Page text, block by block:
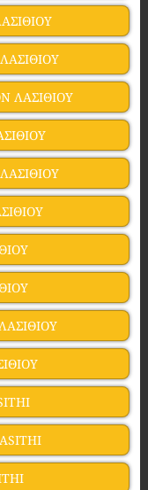
ΛΑΣΙΘΙΟΥ